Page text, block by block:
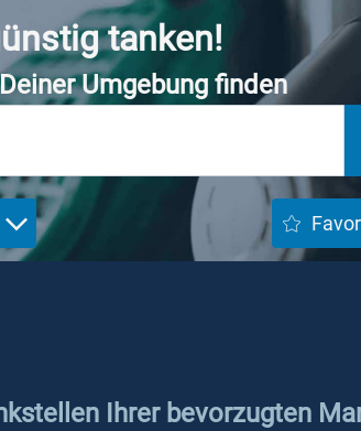
tanken!
Umgebung finden
Ihrer bevorzugten